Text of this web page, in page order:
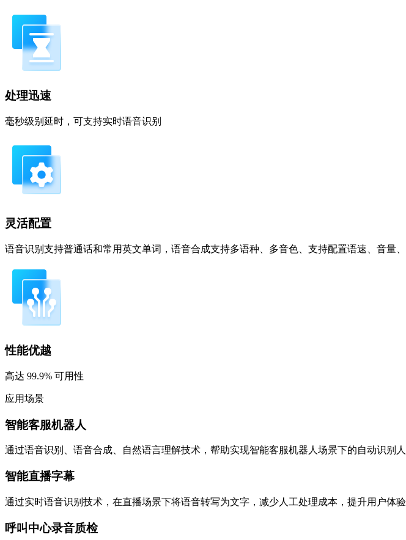
处理迅速
毫秒级别延时，可支持实时语音识别
灵活配置
语音识别支持普通话和常用英文单词，语音合成支持多语种、多音色、支持配置语速、音量
性能优越
高达 99.9% 可用性
应用场景
智能客服机器人
通过语音识别、语音合成、自然语言理解技术，帮助实现智能客服机器人场景下的自动识别人
智能直播字幕
通过实时语音识别技术，在直播场景下将语音转写为文字，减少人工处理成本，提升用户体验
呼叫中心录音质检